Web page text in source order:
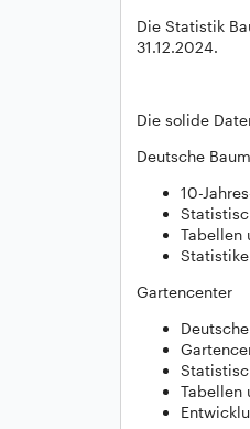
Die Statistik
31.12.2024.
Die solide
Deutsche
10-
Tabellen
Gartencenter
Tabellen